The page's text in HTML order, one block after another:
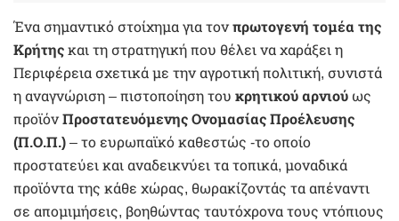
Ένα σημαντικό στοίχημα για τον πρωτογενή τομέα της
Κρήτης και τη στρατηγική που θέλει να χαράξει η
Περιφέρεια σχετικά με την αγροτική πολιτική, συνιστά
η αναγνώριση – πιστοποίηση του κρητικού αρνιού ως
προϊόν Προστατευόμενης Ονομασίας Προέλευσης
(Π.Ο.Π.) – το ευρωπαϊκό καθεστώς -το οποίο
προστατεύει και αναδεικνύει τα τοπικά, μοναδικά
προϊόντα της κάθε χώρας, θωρακίζοντάς τα απέναντι
σε απομιμήσεις, βοηθώντας ταυτόχρονα τους ντόπιους